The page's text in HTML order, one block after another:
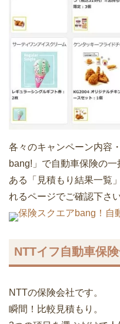
各々のキャンペーン内容
bang!」で自動車保険の
ある「見積もり結果一覧
れるページでご確認下さい
保険スクエアbang！自
NTTイフ自動車保
NTTの保険会社です。
瞬間！比較見積もり。